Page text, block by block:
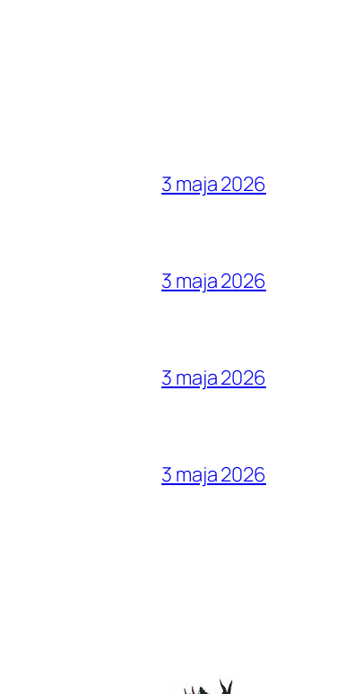
3 maja 2026
3 maja 2026
3 maja 2026
3 maja 2026